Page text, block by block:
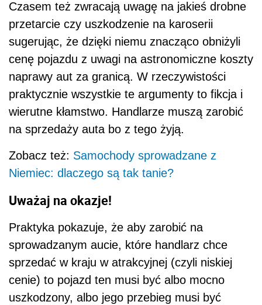
Czasem też zwracają uwagę na jakieś drobne
przetarcie czy uszkodzenie na karoserii
sugerując, że dzięki niemu znacząco obniżyli
cenę pojazdu z uwagi na astronomiczne koszty
naprawy aut za granicą. W rzeczywistości
praktycznie wszystkie te argumenty to fikcja i
wierutne kłamstwo. Handlarze muszą zarobić
na sprzedaży auta bo z tego żyją.
Zobacz też: Samochody sprowadzane z
Niemiec: dlaczego są tak tanie?
Uważaj na okazje!
Praktyka pokazuje, że aby zarobić na
sprowadzanym aucie, które handlarz chce
sprzedać w kraju w atrakcyjnej (czyli niskiej
cenie) to pojazd ten musi być albo mocno
uszkodzony, albo jego przebieg musi być